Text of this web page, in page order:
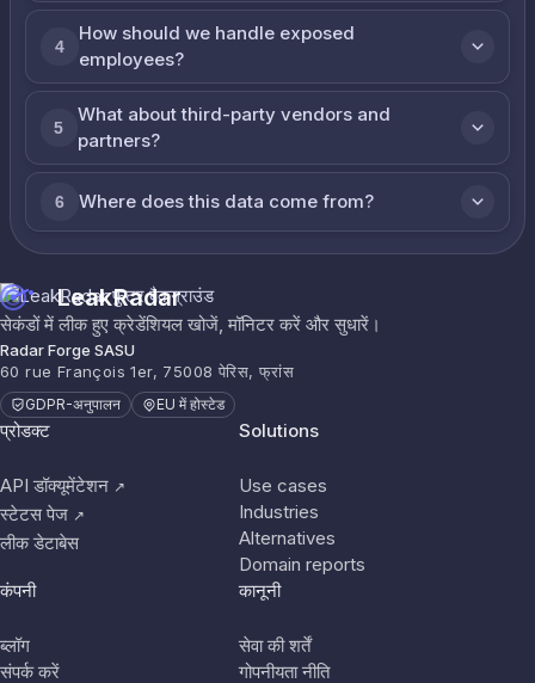
4
How should we handle exposed
employees?
5
What about third-party vendors and
partners?
6 Where does this data come from?
LeakRadar
सेकंडों में लीक हुए क्रेडेंशियल खोजें, मॉनिटर करें और सुधारें।
Radar Forge SASU
60 rue François 1er, 75008 पेरिस, फ्रांस
GDPR-अनुपालन EU में होस्टेड
प्रोडक्ट
API डॉक्यूमेंटेशन ↗
स्टेटस पेज ↗
लीक डेटाबेस
Solutions
Use cases
Industries
Alternatives
Domain reports
कंपनी
ब्लॉग
संपर्क करें
कानूनी
सेवा की शर्तें
गोपनीयता नीति